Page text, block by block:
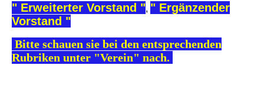
" Erweiterter Vorstand ", " Ergänzender
Vorstand "
Bitte schauen sie bei den entsprechenden
Rubriken unter "Verein" nach.